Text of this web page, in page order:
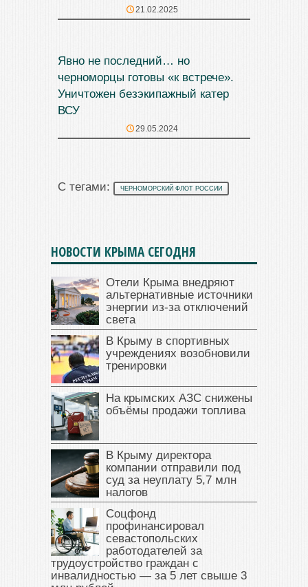
21.02.2025
Явно не последний… но
черноморцы готовы «к встрече».
Уничтожен безэкипажный катер
ВСУ
29.05.2024
С тегами: ЧЕРНОМОРСКИЙ ФЛОТ РОССИИ
НОВОСТИ КРЫМА СЕГОДНЯ
Отели Крыма внедряют
альтернативные источники
энергии из-за отключений
света
В Крыму в спортивных
учреждениях возобновили
тренировки
На крымских АЗС снижены
объёмы продажи топлива
В Крыму директора
компании отправили под
суд за неуплату 5,7 млн
налогов
Соцфонд
профинансировал
севастопольских
работодателей за
трудоустройство граждан с
инвалидностью — за 5 лет свыше 3